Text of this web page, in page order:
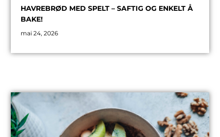
HAVREBRØD MED SPELT – SAFTIG OG ENKELT Å
BAKE!
mai 24, 2026